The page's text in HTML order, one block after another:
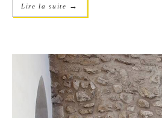
Lire la suite →